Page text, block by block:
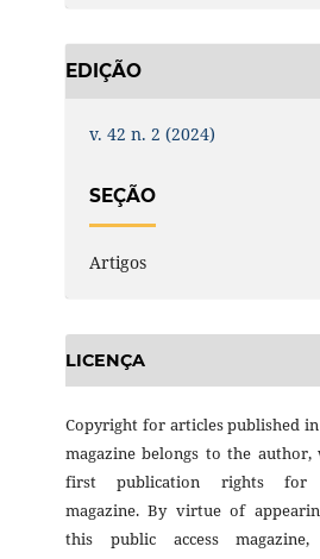
EDIÇÃO
v. 42 n. 2 (2024)
SEÇÃO
Artigos
LICENÇA
Copyright for articles published
magazine belongs to the author,
first publication rights for
magazine. By virtue of
this public access